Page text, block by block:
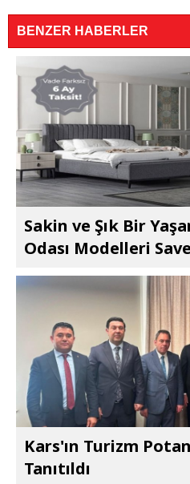
BENZER HABERLER
Sakin ve Şık Bir
Odası Modelleri
Kars'ın Turizm
Tanıtıldı